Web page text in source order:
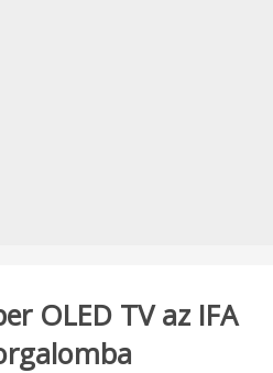
OLED TV az IFA